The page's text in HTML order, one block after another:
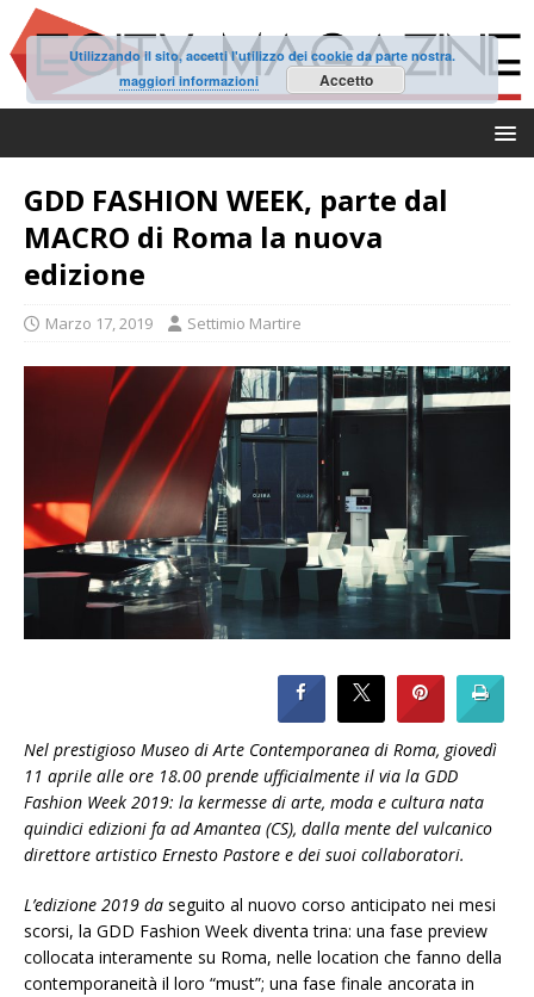
GDD FASHION WEEK, parte dal
MACRO di Roma la nuova
edizione
Marzo 17, 2019 Settimio Martire
Nel prestigioso Museo di Arte Contemporanea di Roma, giovedì
11 aprile alle ore 18.00 prende ufficialmente il via la GDD
Fashion Week 2019: la kermesse di arte, moda e cultura nata
quindici edizioni fa ad Amantea (CS), dalla mente del vulcanico
direttore artistico Ernesto Pastore e dei suoi collaboratori.
L’edizione 2019 da seguito al nuovo corso anticipato nei mesi
scorsi, la GDD Fashion Week diventa trina: una fase preview
collocata interamente su Roma, nelle location che fanno della
contemporaneità il loro “must”; una fase finale ancorata in
Utilizzando il sito, accetti l'utilizzo dei cookie da parte nostra.
maggiori informazioni
Accetto